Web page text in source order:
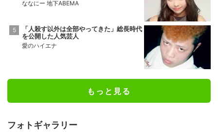
ななにー 地下ABEMA
「人殺す以外は全部やってきた」総長時代
を公開した人気芸人
愛のハイエナ
もっと見る
フォトギャラリー